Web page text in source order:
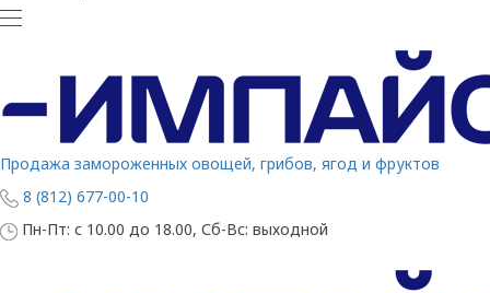
Продажа замороженных овощей, грибов, ягод и фруктов
8 (812) 677-00-10
Пн-Пт: с 10.00 до 18.00, Сб-Вс: выходной